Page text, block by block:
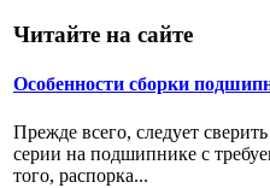
Читайте на сайте
Особенности сборки
Прежде всего, следует
серии на подшипнике с
того, распорка...